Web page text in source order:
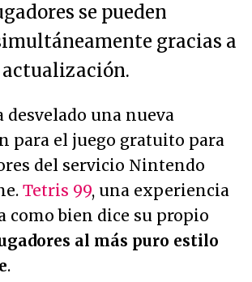
se pueden
gracias a
actualización.
desvelado una nueva
para el juego gratuito para
del servicio Nintendo
Tetris 99, una experiencia
como bien dice su propio
al más puro estilo
.